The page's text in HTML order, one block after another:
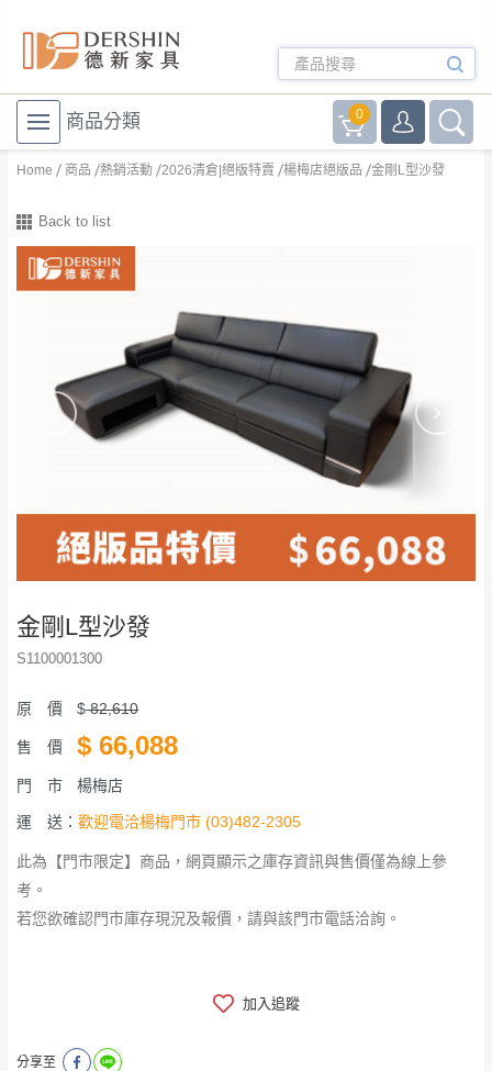
商品分類 0
Home 商品 熱銷活動 2026清倉|絕版特賣 楊梅店絕版品 金剛L型沙發
Back to list
金剛L型沙發
S1100001300
原 價 $82,610
售 價 $ 66,088
門 市 楊梅店
運 送： 歡迎電洽楊梅門市 (03)482-2305
此為【門市限定】商品，網頁顯示之庫存資訊與售價僅為線上參
考。
若您欲確認門市庫存現況及報價，請與該門市電話洽詢。
加入追蹤
分享至